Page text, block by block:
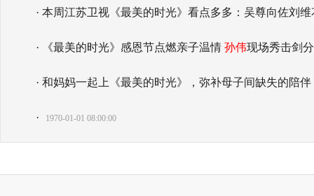
· 本周江苏卫视《最美的时光》看点多多：吴尊向佐刘
· 《最美的时光》感恩节点燃亲子温情 孙伟现场秀击剑
· 和妈妈一起上《最美的时光》，弥补母子间缺失的陪伴
· 1970-01-01 08:00:00